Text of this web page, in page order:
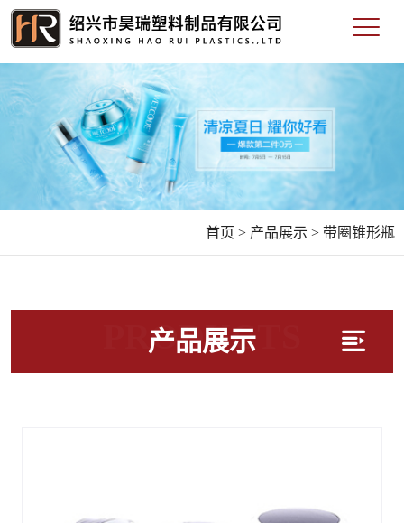
首页 > 产品展示 > 带圈锥形瓶
产品展示
PRODUCTS